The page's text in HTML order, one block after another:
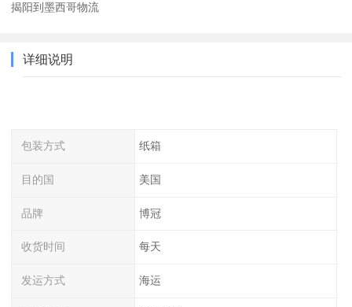
揭阳到墨西哥物流
详细说明
包装方式 纸箱
目的国 美国
品牌 博冠
收货时间 每天
发运方式 海运